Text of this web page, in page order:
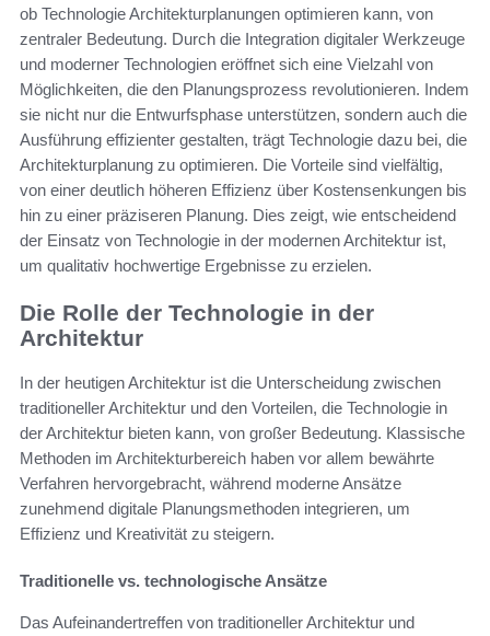
ob Technologie Architekturplanungen optimieren kann, von
zentraler Bedeutung. Durch die Integration digitaler Werkzeuge
und moderner Technologien eröffnet sich eine Vielzahl von
Möglichkeiten, die den Planungsprozess revolutionieren. Indem
sie nicht nur die Entwurfsphase unterstützen, sondern auch die
Ausführung effizienter gestalten, trägt Technologie dazu bei, die
Architekturplanung zu optimieren. Die Vorteile sind vielfältig,
von einer deutlich höheren Effizienz über Kostensenkungen bis
hin zu einer präziseren Planung. Dies zeigt, wie entscheidend
der Einsatz von Technologie in der modernen Architektur ist,
um qualitativ hochwertige Ergebnisse zu erzielen.
Die Rolle der Technologie in der
Architektur
In der heutigen Architektur ist die Unterscheidung zwischen
traditioneller Architektur und den Vorteilen, die Technologie in
der Architektur bieten kann, von großer Bedeutung. Klassische
Methoden im Architekturbereich haben vor allem bewährte
Verfahren hervorgebracht, während moderne Ansätze
zunehmend digitale Planungsmethoden integrieren, um
Effizienz und Kreativität zu steigern.
Traditionelle vs. technologische Ansätze
Das Aufeinandertreffen von traditioneller Architektur und